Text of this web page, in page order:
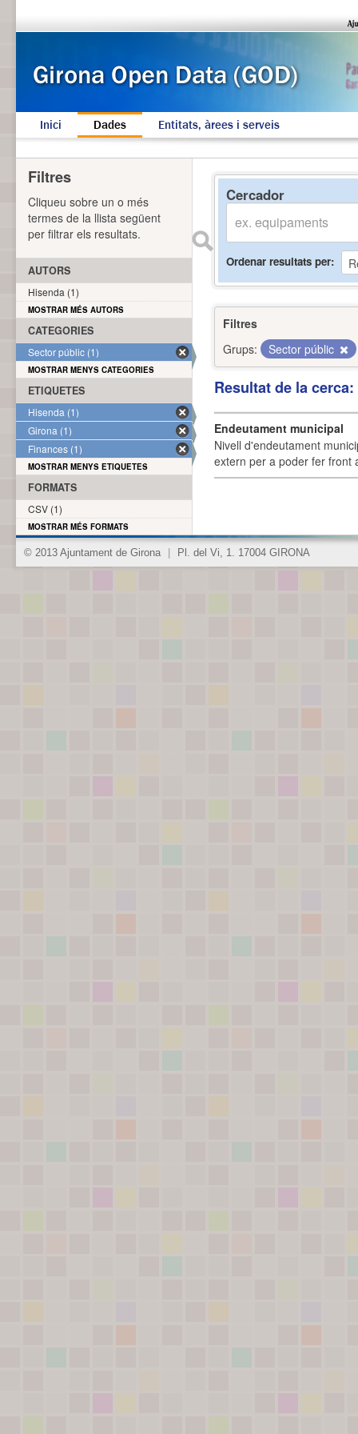
Inici Dades Entitats, àrees i serveis
Cercador
Ordenar resultats per
Filtres
Grups:
Sector públic
Resultat de la
Endeutament municipal
Nivell d'endeutament
extern per a poder fer front
Filtres
Cliqueu sobre un o més
termes de la llista següent
per filtrar els resultats.
AUTORS
Hisenda (1)
MOSTRAR MÉS AUTORS
CATEGORIES
Sector públic (1)
MOSTRAR MENYS CATEGORIES
ETIQUETES
Hisenda (1)
Girona (1)
Finances (1)
MOSTRAR MENYS ETIQUETES
FORMATS
CSV (1)
MOSTRAR MÉS FORMATS
© 2013 Ajuntament de Girona Pl. del Vi, 1. 17004 GIRONA